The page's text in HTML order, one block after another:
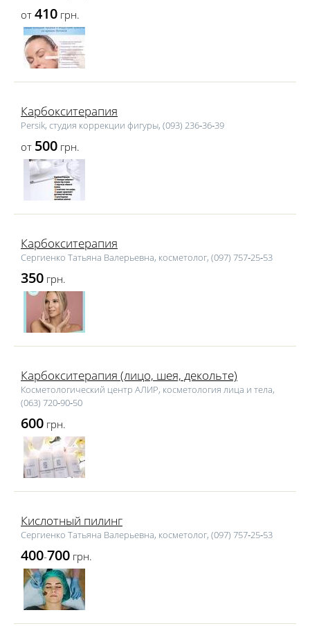
от 410 грн.
Карбокситерапия
Persik, студия коррекции фигуры, (093) 236‑36‑39
от 500 грн.
Карбокситерапия
Сергиенко Татьяна Валерьевна, косметолог, (097) 757‑25‑53
350 грн.
Карбокситерапия (лицо, шея, декольте)
Косметологический центр АЛИР, косметология лица и тела,
(063) 720‑90‑50
600 грн.
Кислотный пилинг
Сергиенко Татьяна Валерьевна, косметолог, (097) 757‑25‑53
400-700 грн.